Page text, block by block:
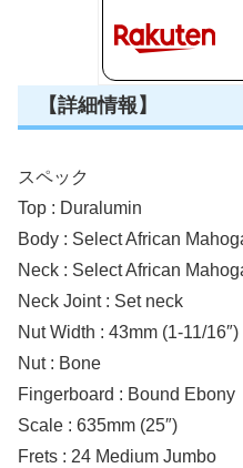
【詳細情報】
スペック
Top : Duralumin
Body : Select African
Neck : Select African
Neck Joint : Set neck
Nut Width : 43mm (1-11/16″)
Nut : Bone
Fingerboard : Bound Ebony
Scale : 635mm (25″)
Frets : 24 Medium Jumbo